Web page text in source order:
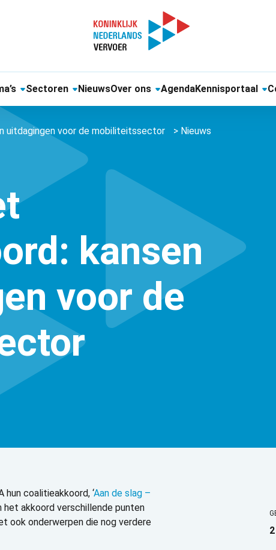
Sectoren NieuwsOver ons AgendaKennisportaal
uitdagingen voor de mobiliteitssector > Nieuws
kansen
voor de
hun coalitieakkoord, ‘Aan de slag –
het akkoord verschillende punten
ook onderwerpen die nog verdere